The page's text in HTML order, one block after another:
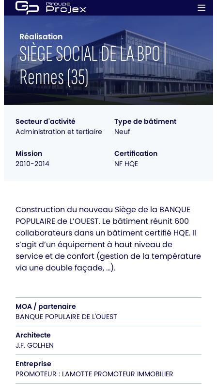
Aller
au
Projex
Réalisation
SIÈGE SOCIAL DE LA BPO |
Rennes (35)
Secteur d'activité
Administration et tertiaire
Type de bâtiment
Neuf
Mission
2010-2014
Certification
NF HQE
Construction du nouveau Siège de la BANQUE
POPULAIRE de L’OUEST. Le bâtiment réunit 600
collaborateurs dans un bâtiment certifié HQE. Il
s’agit d’un équipement à haut niveau de
service et de confort (gestion de la température
via une double façade, …).
MOA / partenaire
BANQUE POPULAIRE DE L'OUEST
Architecte
J.F. GOLHEN
Entreprise
PROMOTEUR : LAMOTTE PROMOTEUR IMMOBILIER